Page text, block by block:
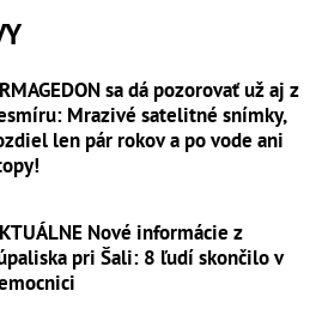
sa dá pozorovať už aj z
Mrazivé satelitné snímky,
len pár rokov a po vode ani
Nové informácie z
pri Šali: 8 ľudí skončilo v